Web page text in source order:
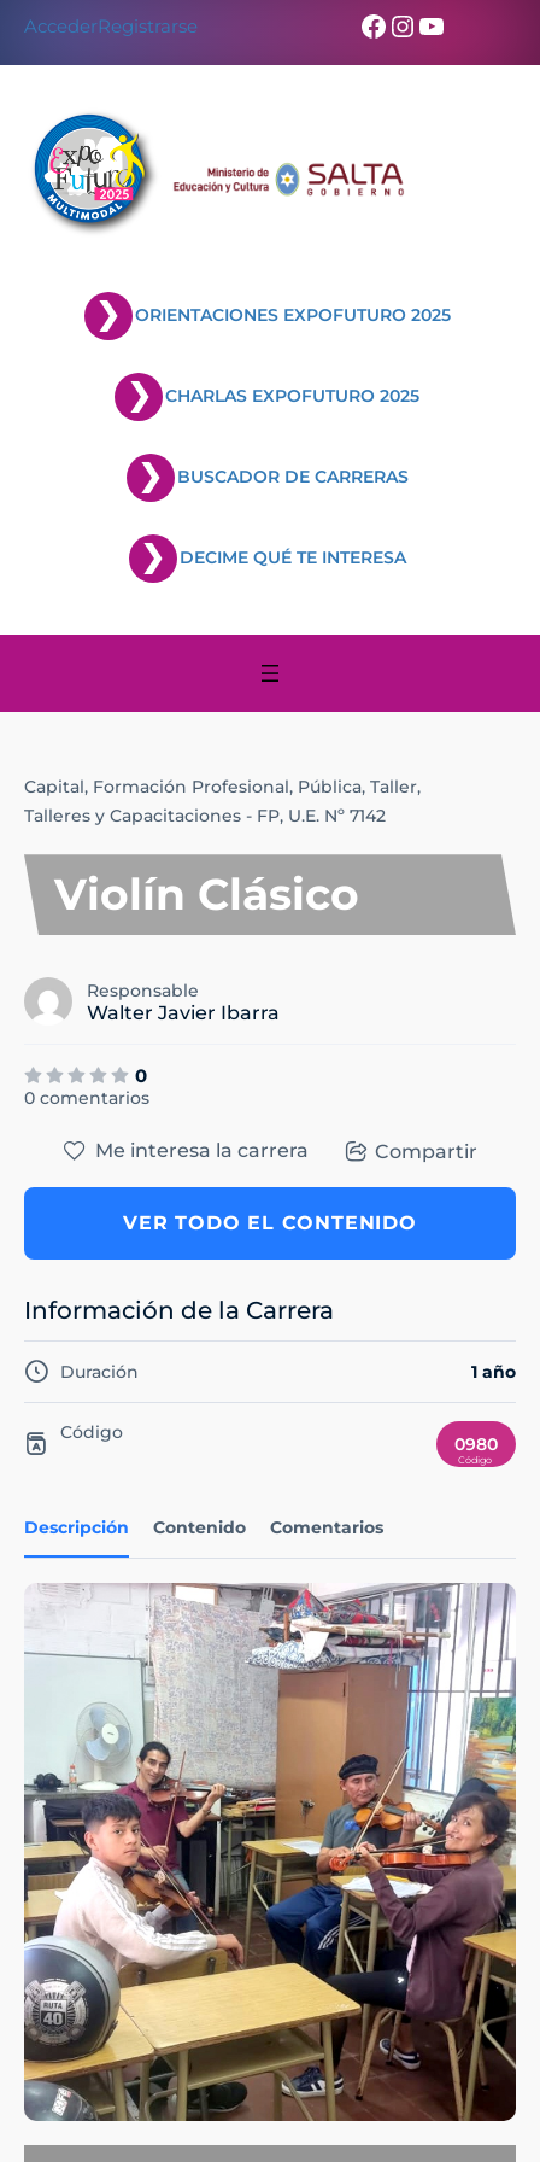
AccederRegistrarse Facebook
Instagram
YouTube
ORIENTACIONES EXPOFUTURO 2025
CHARLAS EXPOFUTURO 2025
BUSCADOR DE CARRERAS
DECIME QUÉ TE INTERESA
Capital, Formación Profesional, Pública, Taller,
Talleres y Capacitaciones - FP, U.E. Nº 7142
Violín Clásico
Responsable
Walter Javier Ibarra
0
0 comentarios
Descripción Contenido Comentarios
Me interesa la carrera Compartir
VER TODO EL CONTENIDO
Información de la Carrera
Duración 1 año
Código
0980